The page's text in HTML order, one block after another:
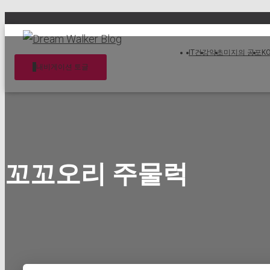
내비게이션 토글
IT건강약초미지의 공포
꼬꼬오리 주물럭